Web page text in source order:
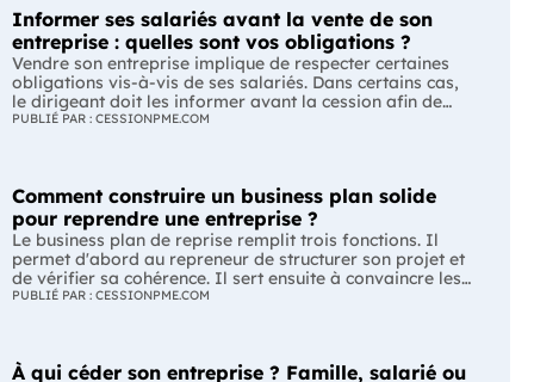
Informer ses salariés avant la vente de son
entreprise : quelles sont vos obligations ?
Vendre son entreprise implique de respecter certaines
obligations vis-à-vis de ses salariés. Dans certains cas,
le dirigeant doit les informer avant la cession afin de
leur permettre, s'ils le souhaitent, de présenter une offre
L'essentiel Les entreprises de moins de 250 salariés sont
soumises, dans certains cas, à une obligation
d'information préalable des salariés. Cette obligation
concerne la vente d'un fonds de commerce ou la cession
de la majorité des titres d'une société. Le délai
d'information varie selon la taille de l'entreprise. Les
L'obligation d'information concerne uniquement
PUBLIÉ PAR : CESSIONPME.COM
Comment construire un business plan solide
pour reprendre une entreprise ?
Le business plan de reprise remplit trois fonctions. Il
permet d'abord au repreneur de structurer son projet et
de vérifier sa cohérence. Il sert ensuite à convaincre les
banques et les partenaires financiers de l'accompagner.
consiste pas à reprendre les anciens comptes de
PUBLIÉ PAR : CESSIONPME.COM
À qui céder son entreprise ? Famille, salarié ou